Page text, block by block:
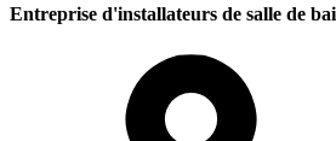
Entreprise d'installateurs de salle de